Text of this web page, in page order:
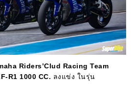
Riders’Clud Racing Team
R1 1000 CC. ลงแข่ง ในรุ่น